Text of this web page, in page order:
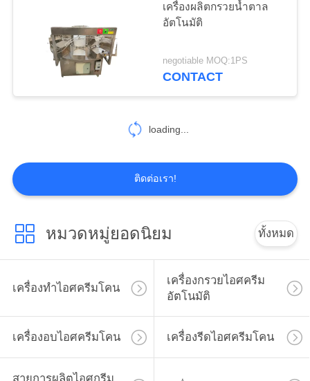
เครื่องผลิตกรวยน้ำตาล
อัตโนมัติ
negotiable MOQ:1PS
CONTACT
loading...
ติดต่อเรา!
หมวดหมู่ยอดนิยม ทั้งหมด
เครื่องทำไอศครีมโคน
เครื่องกรวยไอศครีม
อัตโนมัติ
เครื่องอบไอศครีมโคน เครื่องรีดไอศครีมโคน